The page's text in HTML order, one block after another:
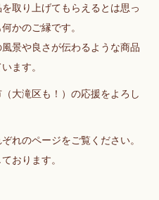
取り上げてもらえるとは思っ
かのご縁です。
景や良さが伝わるような商品
ます。
大滝区も！）の応援をよろし
れのページをご覧ください。
おります。